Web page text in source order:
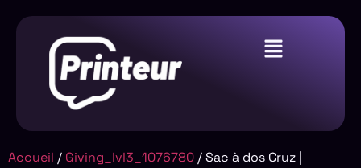
Accueil / Giving_lvl3_1076780 / Sac à dos Cruz |